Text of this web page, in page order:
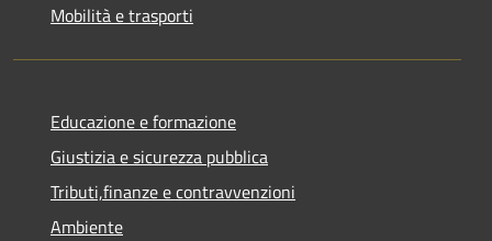
Mobilità e trasporti
Educazione e formazione
Giustizia e sicurezza pubblica
Tributi,finanze e contravvenzioni
Ambiente